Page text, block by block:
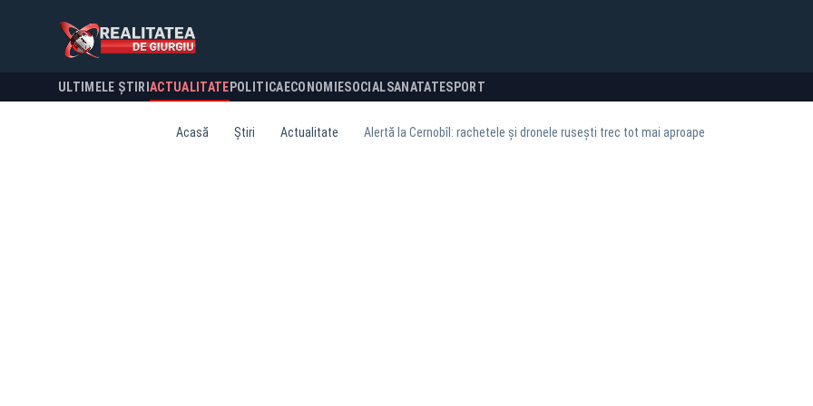
ULTIMELE ȘTIRI ACTUALITATE POLITICA ECONOMIESOCIALSANATATESPORT
Acasă Știri Actualitate Alertă la Cernobîl: rachetele și dronele rusești trec tot mai aproape